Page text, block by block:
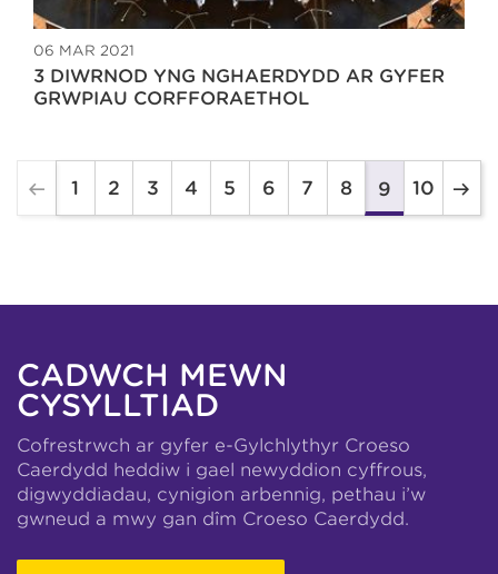
06 MAR 2021
3 DIWRNOD YNG NGHAERDYDD AR GYFER
GRWPIAU CORFFORAETHOL
1 2 3 4 5 6 7 8 9 10
CADWCH MEWN
CYSYLLTIAD
Cofrestrwch ar gyfer e-Gylchlythyr Croeso
Caerdydd heddiw i gael newyddion cyffrous,
digwyddiadau, cynigion arbennig, pethau i’w
gwneud a mwy gan dîm Croeso Caerdydd.